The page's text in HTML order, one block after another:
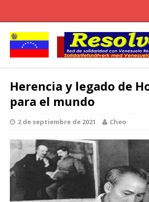
Herencia y legado de
para el mundo
2 de septiembre de 2021 Cheo